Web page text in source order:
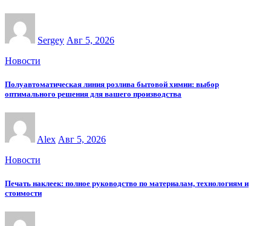
Sergey Авг 5, 2026
Новости
Полуавтоматическая линия розлива бытовой химии: выбор
оптимального решения для вашего производства
Alex Авг 5, 2026
Новости
Печать наклеек: полное руководство по материалам, технологиям и
стоимости